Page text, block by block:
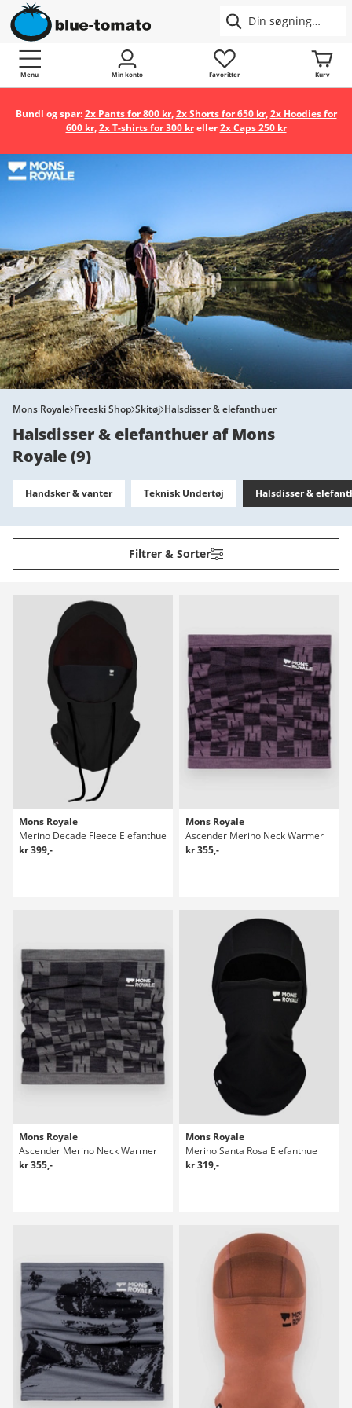
Menu Min konto Favoritter Kurv
Bundl og spar:2x Pants for 800 kr,2x Shorts for 650 kr,2x Hoodies for
600 kr,2x T-shirts for 300 kreller2x Caps 250 kr
Mons Royale Freeski Shop Skitøj Halsdisser & elefanthuer
Halsdisser & elefanthuer af Mons
Royale(9)
Handsker & vanter Teknisk Undertøj Halsdisser &
Filtrer & Sorter
Mons Royale
Merino Decade Fleece Elefanthue
kr 399,-
Mons Royale
Ascender Merino Neck Warmer
kr 355,-
Mons Royale
Ascender Merino Neck Warmer
kr 355,-
Mons Royale
Merino Santa Rosa Elefanthue
kr 319,-